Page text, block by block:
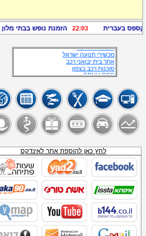
סוכנות טיוטה חדרה
סוכנות מכוניות
סוכנויות רכב
מכשירי תנועה ישראל
אתר בית יבואני רכב
סוכנות רכב בצפון
EBHH RFC
"יבואן רכב" חולון
סוכנות ניסאן בתל - אביב
סוכנות איסוזו
סניפי פולקסווגן
ניסאן - סוכנות בתל אביב
סוכנות סיאט
קרסו מגרש מכוניות חיפה
סוכנות רכב
סוכנויות יבואן ניסן
אוטודיל רמת גן
פולקסווגן אתר
אוטו דיל רמת גן
סוכנות ניסן
טלמניע
פז_נפט_להסקה
נע נע
_SITE:WWW.SEARCHIK.CO.IL_נפט__להסקה
מכשיר תידלוק
דור אנרגיה נפט לחימום ביתי
סדש_דלק_להסקה
תחנות דלק של חברת "דלק"
לחץ כאן להוספת אתר לאינדקס